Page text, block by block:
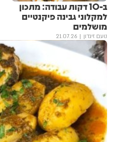
ב-10 דקות עבודה: מתכון
למקלוני גבינה פיקנטיים
מושלמים
נועם זיגדון 21.07.26